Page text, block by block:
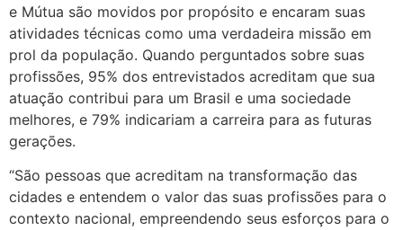
e Mútua são movidos por propósito e encaram suas
atividades técnicas como uma verdadeira missão em
prol da população. Quando perguntados sobre suas
profissões, 95% dos entrevistados acreditam que sua
atuação contribui para um Brasil e uma sociedade
melhores, e 79% indicariam a carreira para as futuras
gerações.
“São pessoas que acreditam na transformação das
cidades e entendem o valor das suas profissões para o
contexto nacional, empreendendo seus esforços para o